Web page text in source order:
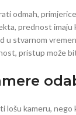
odmah,
prednost imaju
u stvarnom
pristup može
lošu kameru, nego